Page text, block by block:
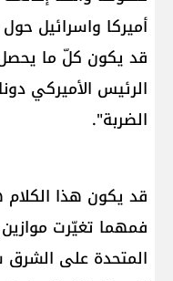
أميركا واسرائيل حول
قد يكون كلّ ما
الرئيس الأميركي
الضربة".
قد يكون هذا الكلام
فمهما تغيّرت
المتحدة على الشرق